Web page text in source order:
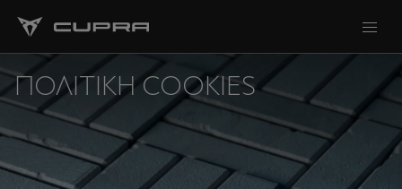
ΠΟΛΙΤΙΚΉ COOKIES